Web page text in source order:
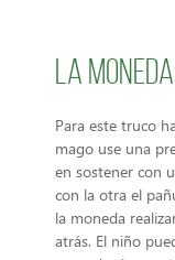
La
Para este truco
mago use una
en sostener con
con la otra el
la moneda
atrás. El niño